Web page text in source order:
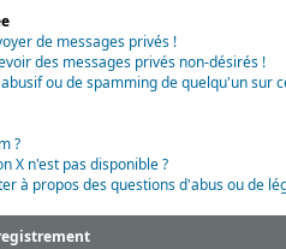
de messages privés !
des messages privés non-désirés !
ou de spamming de quelqu'un sur
?
X n'est pas disponible ?
à propos des questions d'abus ou de